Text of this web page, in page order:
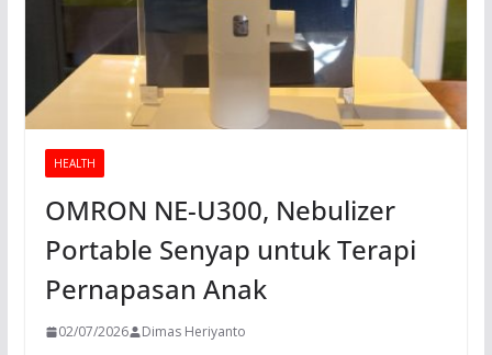
HEALTH
OMRON NE-U300, Nebulizer
Portable Senyap untuk Terapi
Pernapasan Anak
02/07/2026 Dimas Heriyanto